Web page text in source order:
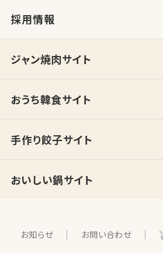
採用情報
ジャン焼肉サイト
おうち韓食サイト
手作り餃子サイト
おいしい鍋サイト
お知らせ お問い合わせ